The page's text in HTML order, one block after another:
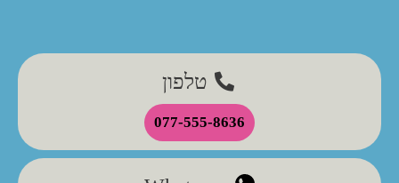
טלפון
077-555-8636